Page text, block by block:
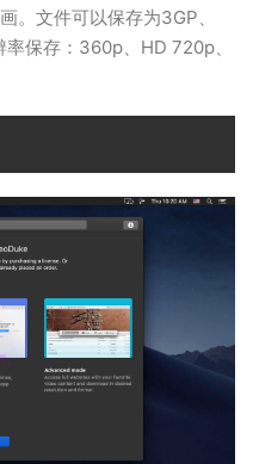
。文件可以保存为3GP、
保存：360p、HD 720p、